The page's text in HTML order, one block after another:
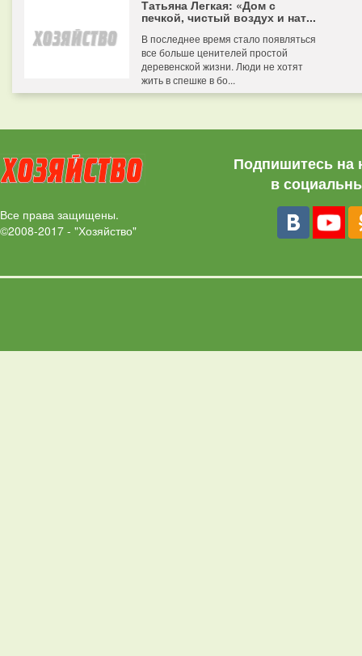
Татьяна Легкая: «Дом с
печкой, чистый воздух и нат...
В последнее время стало появляться
все больше ценителей простой
деревенской жизни. Люди не хотят
жить в спешке в бо...
Все права защищены.
©2008-2017 - "Хозяйство"
Подпишитесь на
в